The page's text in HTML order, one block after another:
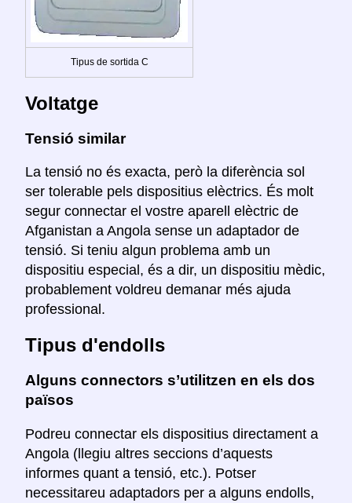
Tipus de sortida C
Voltatge
Tensió similar
La tensió no és exacta, però la diferència sol
ser tolerable pels dispositius elèctrics. És molt
segur connectar el vostre aparell elèctric de
Afganistan a Angola sense un adaptador de
tensió. Si teniu algun problema amb un
dispositiu especial, és a dir, un dispositiu mèdic,
probablement voldreu demanar més ajuda
professional.
Tipus d'endolls
Alguns connectors s’utilitzen en els dos
països
Podreu connectar els dispositius directament a
Angola (llegiu altres seccions d’aquests
informes quant a tensió, etc.). Potser
necessitareu adaptadors per a alguns endolls,